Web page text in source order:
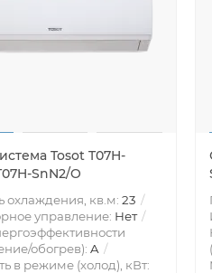
Tosot T07H-
SnN2/O
охлаждения, кв.м: 23
управление: Нет
обогрев): A
в режиме (холод), кВт: